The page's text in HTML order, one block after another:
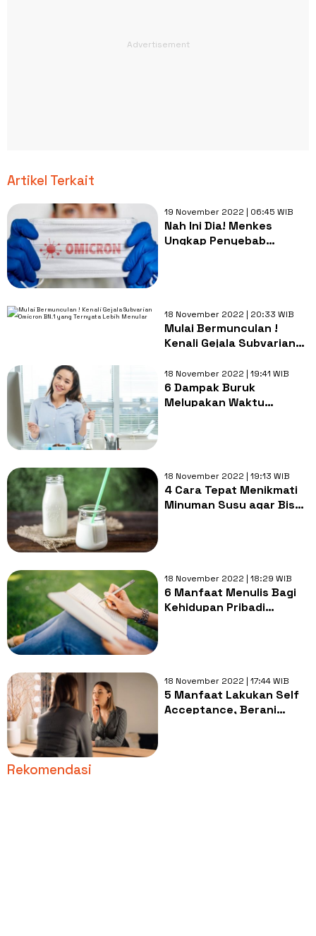
Artikel Terkait
19 November 2022 | 06:45 WIB
Nah Ini Dia! Menkes
Ungkap Penyebab
18 November 2022 | 20:33 WIB
Mulai Bermunculan !
Kenali Gejala Subvarian
Ternyata Lebih Menular
18 November 2022 | 19:41 WIB
6 Dampak Buruk
Melupakan Waktu
18 November 2022 | 19:13 WIB
4 Cara Tepat Menikmati
Minuman Susu agar Bisa
18 November 2022 | 18:29 WIB
6 Manfaat Menulis Bagi
Kehidupan Pribadi
18 November 2022 | 17:44 WIB
5 Manfaat Lakukan Self
Acceptance, Berani
Rekomendasi